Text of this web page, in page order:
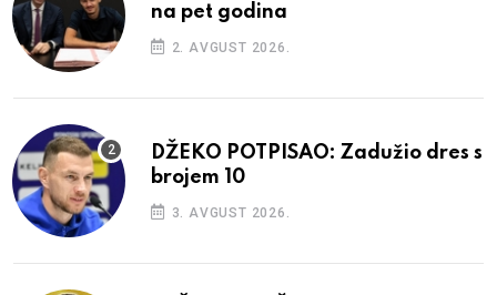
na pet godina
2. AVGUST 2026.
DŽEKO POTPISAO: Zadužio dres s
brojem 10
3. AVGUST 2026.